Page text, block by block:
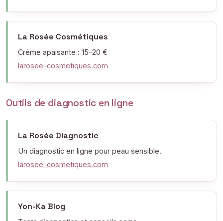
La Rosée Cosmétiques
Crème apaisante : 15–20 €
larosee-cosmetiques.com
Outils de diagnostic en ligne
La Rosée Diagnostic
Un diagnostic en ligne pour peau sensible.
larosee-cosmetiques.com
Yon-Ka Blog